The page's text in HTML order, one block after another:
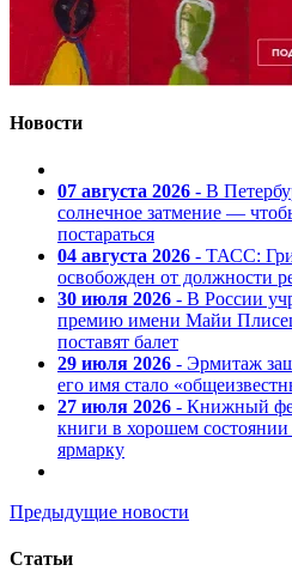
Новости
07 августа 2026 - В
солнечное затмение —
постараться
04 августа 2026 - ТАСС:
освобожден от должности
30 июля 2026 - В России
премию имени Майи
поставят балет
29 июля 2026 - Эрмитаж
его имя стало
27 июля 2026 - Книжный
книги в хорошем
ярмарку
Предыдущие новости
Статьи